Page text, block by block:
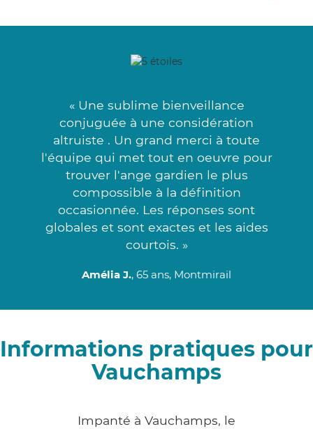
« Une sublime bienveillance
conjuguée à une considération
altruiste . Un grand merci à toute
l'équipe qui met tout en oeuvre pour
trouver l'ange gardien le plus
compossible à la définition
occasionnée. Les réponses sont
globales et sont exactes et les aides
courtois. »
Amélia J., 65 ans, Montmirail
Informations pratiques pour
Vauchamps
Impanté à Vauchamps, le